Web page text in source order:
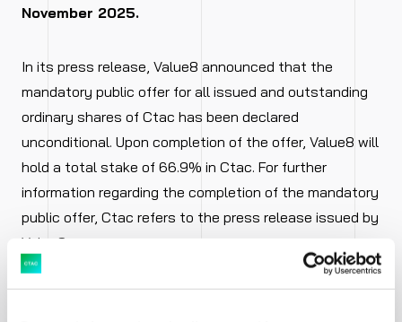
November 2025.
In its press release, Value8 announced that the
mandatory public offer for all issued and outstanding
ordinary shares of Ctac has been declared
unconditional. Upon completion of the offer, Value8 will
hold a total stake of 66.9% in Ctac. For further
information regarding the completion of the mandatory
public offer, Ctac refers to the press release issued by
Value8.